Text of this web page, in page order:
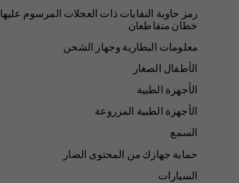
رمز حاوية النفايات ذات العجلات المرسوم عليها
خطان متقاطعان
معلومات البطارية وجهاز الشحن
الأطفال الصغار
الأجهزة الطبية
الأجهزة الطبية المزروعة
السمع
حماية جهازك من المحتوى الضار
السيارات